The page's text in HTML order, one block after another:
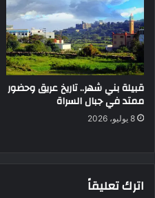
قبيلة بني شهر.. تاريخ عريق وحضور
ممتد في جبال السراة
8 يوليو، 2026
اترك تعليقاً